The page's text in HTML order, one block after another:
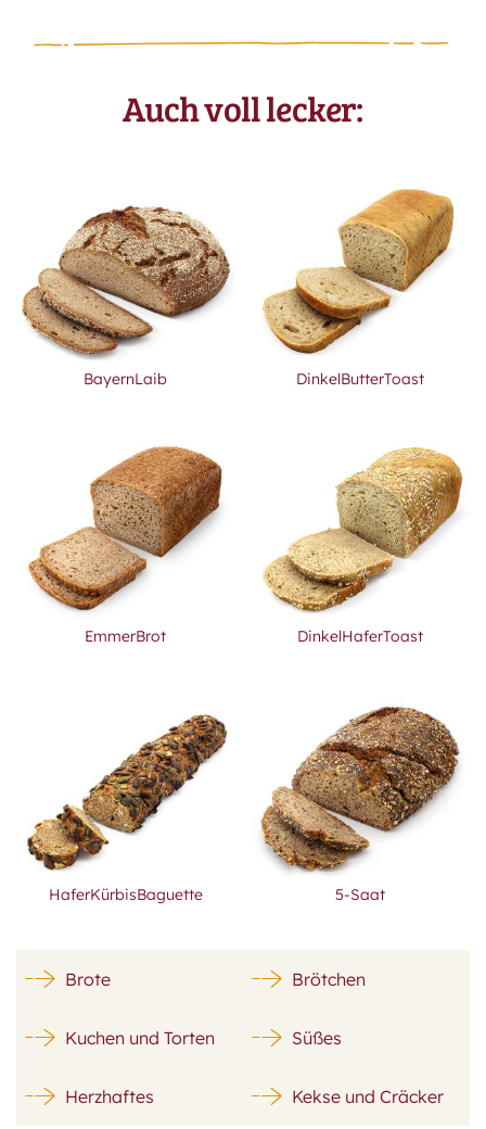
Auch voll lecker:
BayernLaib DinkelButterToast
EmmerBrot DinkelHaferToast
HaferKürbisBaguette 5-Saat
Brote Brötchen
Kuchen und Torten Süßes
Herzhaftes Kekse und Cräcker